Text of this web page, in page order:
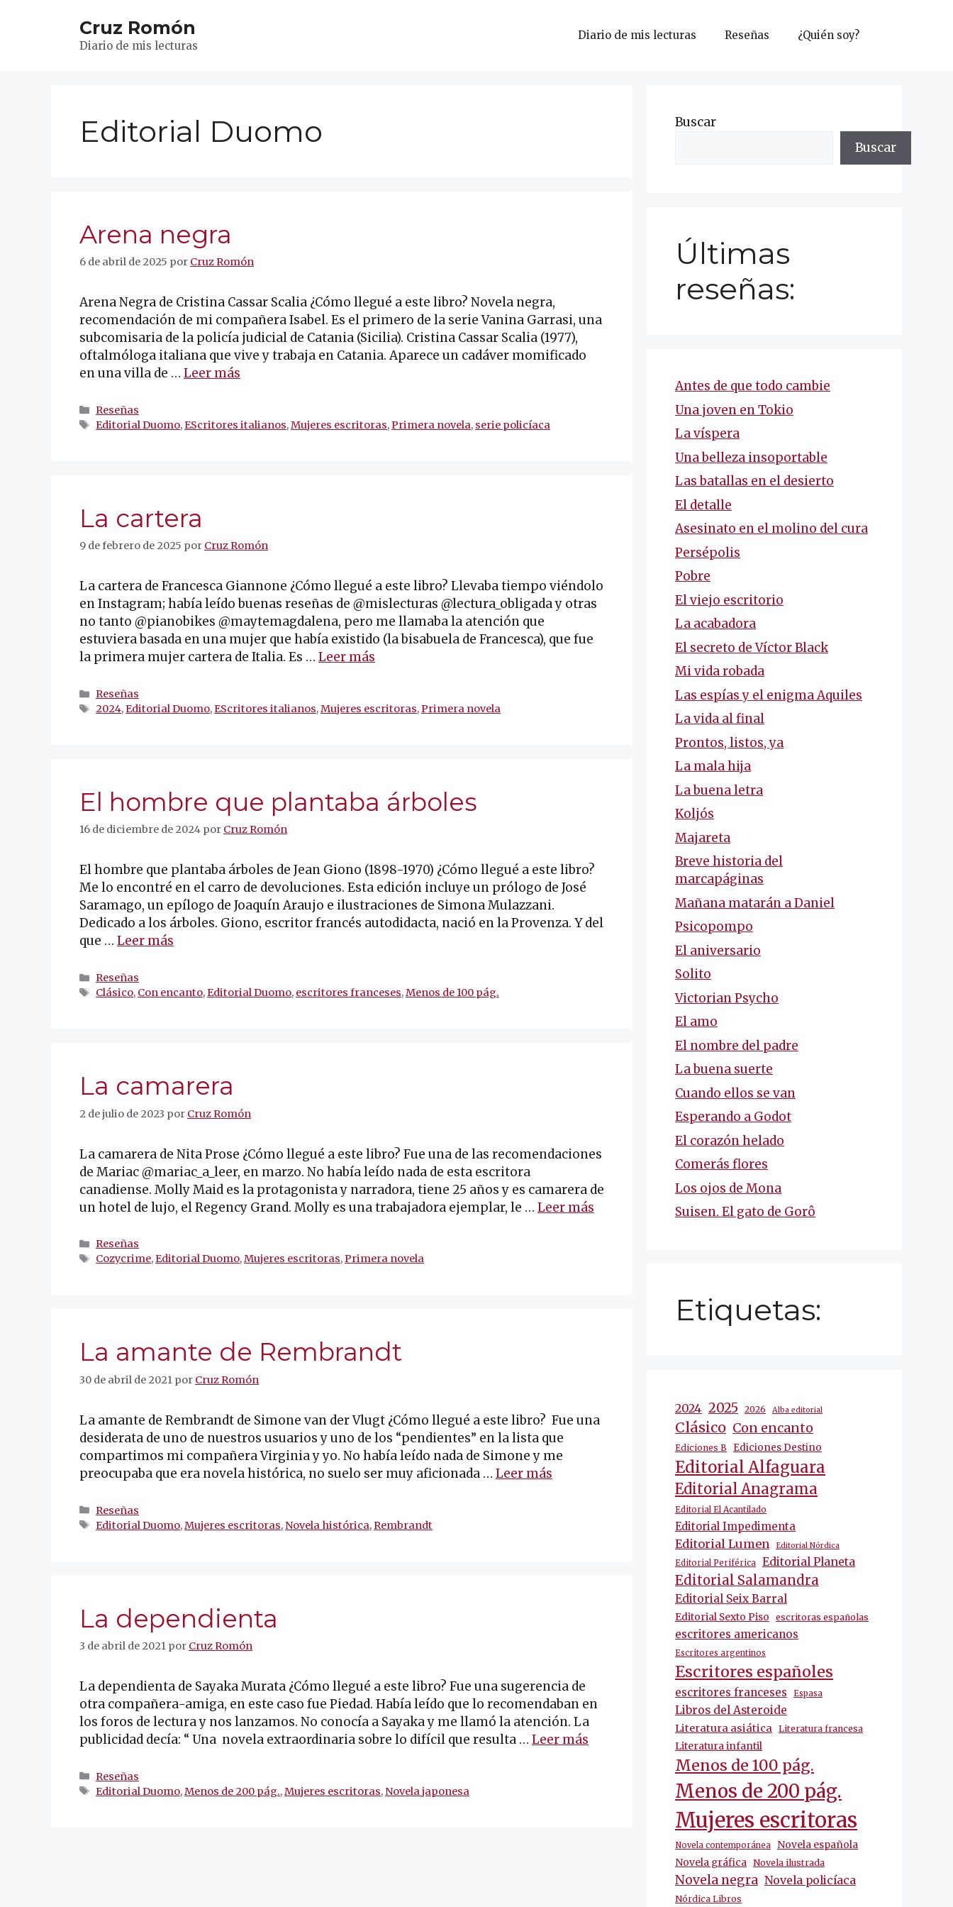
Cruz Romón
Diario de mis lecturas
Diario de mis lecturas Reseñas ¿Quién soy?
Editorial Duomo
Arena negra
6 de abril de 2025 por Cruz Romón
Arena Negra de Cristina Cassar Scalia ¿Cómo llegué a este libro? Novela negra,
recomendación de mi compañera Isabel. Es el primero de la serie Vanina Garrasi, una
subcomisaria de la policía judicial de Catania (Sicilia). Cristina Cassar Scalia (1977),
oftalmóloga italiana que vive y trabaja en Catania. Aparece un cadáver momificado
en una villa de … Leer más
Categorías
Reseñas
Etiquetas
Editorial Duomo,EScritores italianos,Mujeres escritoras,Primera novela, serie policíaca
La cartera
9 de febrero de 2025 por Cruz Romón
La cartera de Francesca Giannone ¿Cómo llegué a este libro? Llevaba tiempo viéndolo
en Instagram; había leído buenas reseñas de @mislecturas @lectura_obligada y otras
no tanto @pianobikes @maytemagdalena, pero me llamaba la atención que
estuviera basada en una mujer que había existido (la bisabuela de Francesca), que fue
la primera mujer cartera de Italia. Es … Leer más
Categorías
Reseñas
Etiquetas
2024,Editorial Duomo,EScritores italianos,Mujeres escritoras,Primera novela
El hombre que plantaba árboles
16 de diciembre de 2024 por Cruz Romón
El hombre que plantaba árboles de Jean Giono (1898-1970) ¿Cómo llegué a este libro?
Me lo encontré en el carro de devoluciones. Esta edición incluye un prólogo de José
Saramago, un epílogo de Joaquín Araujo e ilustraciones de Simona Mulazzani.
Dedicado a los árboles. Giono, escritor francés autodidacta, nació en la Provenza. Y del
que … Leer más
Categorías
Reseñas
Etiquetas
Clásico, Con encanto,Editorial Duomo, escritores franceses,Menos de 100 pág.
La camarera
2 de julio de 2023 por Cruz Romón
La camarera de Nita Prose ¿Cómo llegué a este libro? Fue una de las recomendaciones
de Mariac @mariac_a_leer, en marzo. No había leído nada de esta escritora
canadiense. Molly Maid es la protagonista y narradora, tiene 25 años y es camarera de
un hotel de lujo, el Regency Grand. Molly es una trabajadora ejemplar, le … Leer más
Categorías
Reseñas
Etiquetas
Cozycrime,Editorial Duomo,Mujeres escritoras,Primera novela
La amante de Rembrandt
30 de abril de 2021 por Cruz Romón
La amante de Rembrandt de Simone van der Vlugt ¿Cómo llegué a este libro? Fue una
desiderata de uno de nuestros usuarios y uno de los “pendientes” en la lista que
compartimos mi compañera Virginia y yo. No había leído nada de Simone y me
preocupaba que era novela histórica, no suelo ser muy aficionada … Leer más
Categorías
Reseñas
Etiquetas
Editorial Duomo,Mujeres escritoras,Novela histórica, Rembrandt
La dependienta
3 de abril de 2021 por Cruz Romón
La dependienta de Sayaka Murata ¿Cómo llegué a este libro? Fue una sugerencia de
otra compañera-amiga, en este caso fue Piedad. Había leído que lo recomendaban en
los foros de lectura y nos lanzamos. No conocía a Sayaka y me llamó la atención. La
publicidad decía: “ Una novela extraordinaria sobre lo difícil que resulta … Leer más
Categorías
Reseñas
Etiquetas
Editorial Duomo,Menos de 200 pág.,Mujeres escritoras,Novela japonesa
Buscar
Buscar
Últimas
reseñas:
Antes de que todo cambie
Una joven en Tokio
La víspera
Una belleza insoportable
Las batallas en el desierto
El detalle
Asesinato en el molino del cura
Persépolis
Pobre
El viejo escritorio
La acabadora
El secreto de Víctor Black
Mi vida robada
Las espías y el enigma Aquiles
La vida al final
Prontos, listos, ya
La mala hija
La buena letra
Koljós
Majareta
Breve historia del
marcapáginas
Mañana matarán a Daniel
Psicopompo
El aniversario
Solito
Victorian Psycho
El amo
El nombre del padre
La buena suerte
Cuando ellos se van
Esperando a Godot
El corazón helado
Comerás flores
Los ojos de Mona
Suisen. El gato de Gorô
Etiquetas:
2024 2025 2026 Alba editorial
Clásico Con encanto
Ediciones B Ediciones Destino
Editorial Alfaguara
Editorial Anagrama
Editorial El Acantilado
Editorial Impedimenta
Editorial Lumen Editorial Nórdica
Editorial Periférica Editorial Planeta
Editorial Salamandra
Editorial Seix Barral
Editorial Sexto Piso escritoras españolas
escritores americanos
Escritores argentinos
Escritores españoles
escritores franceses Espasa
Libros del Asteroide
Literatura asiática Literatura francesa
Literatura infantil
Menos de 100 pág.
Menos de 200 pág.
Mujeres escritoras
Novela contemporánea
Novela española
Novela gráfica Novela ilustrada
Novela negra Novela policíaca
Nórdica Libros